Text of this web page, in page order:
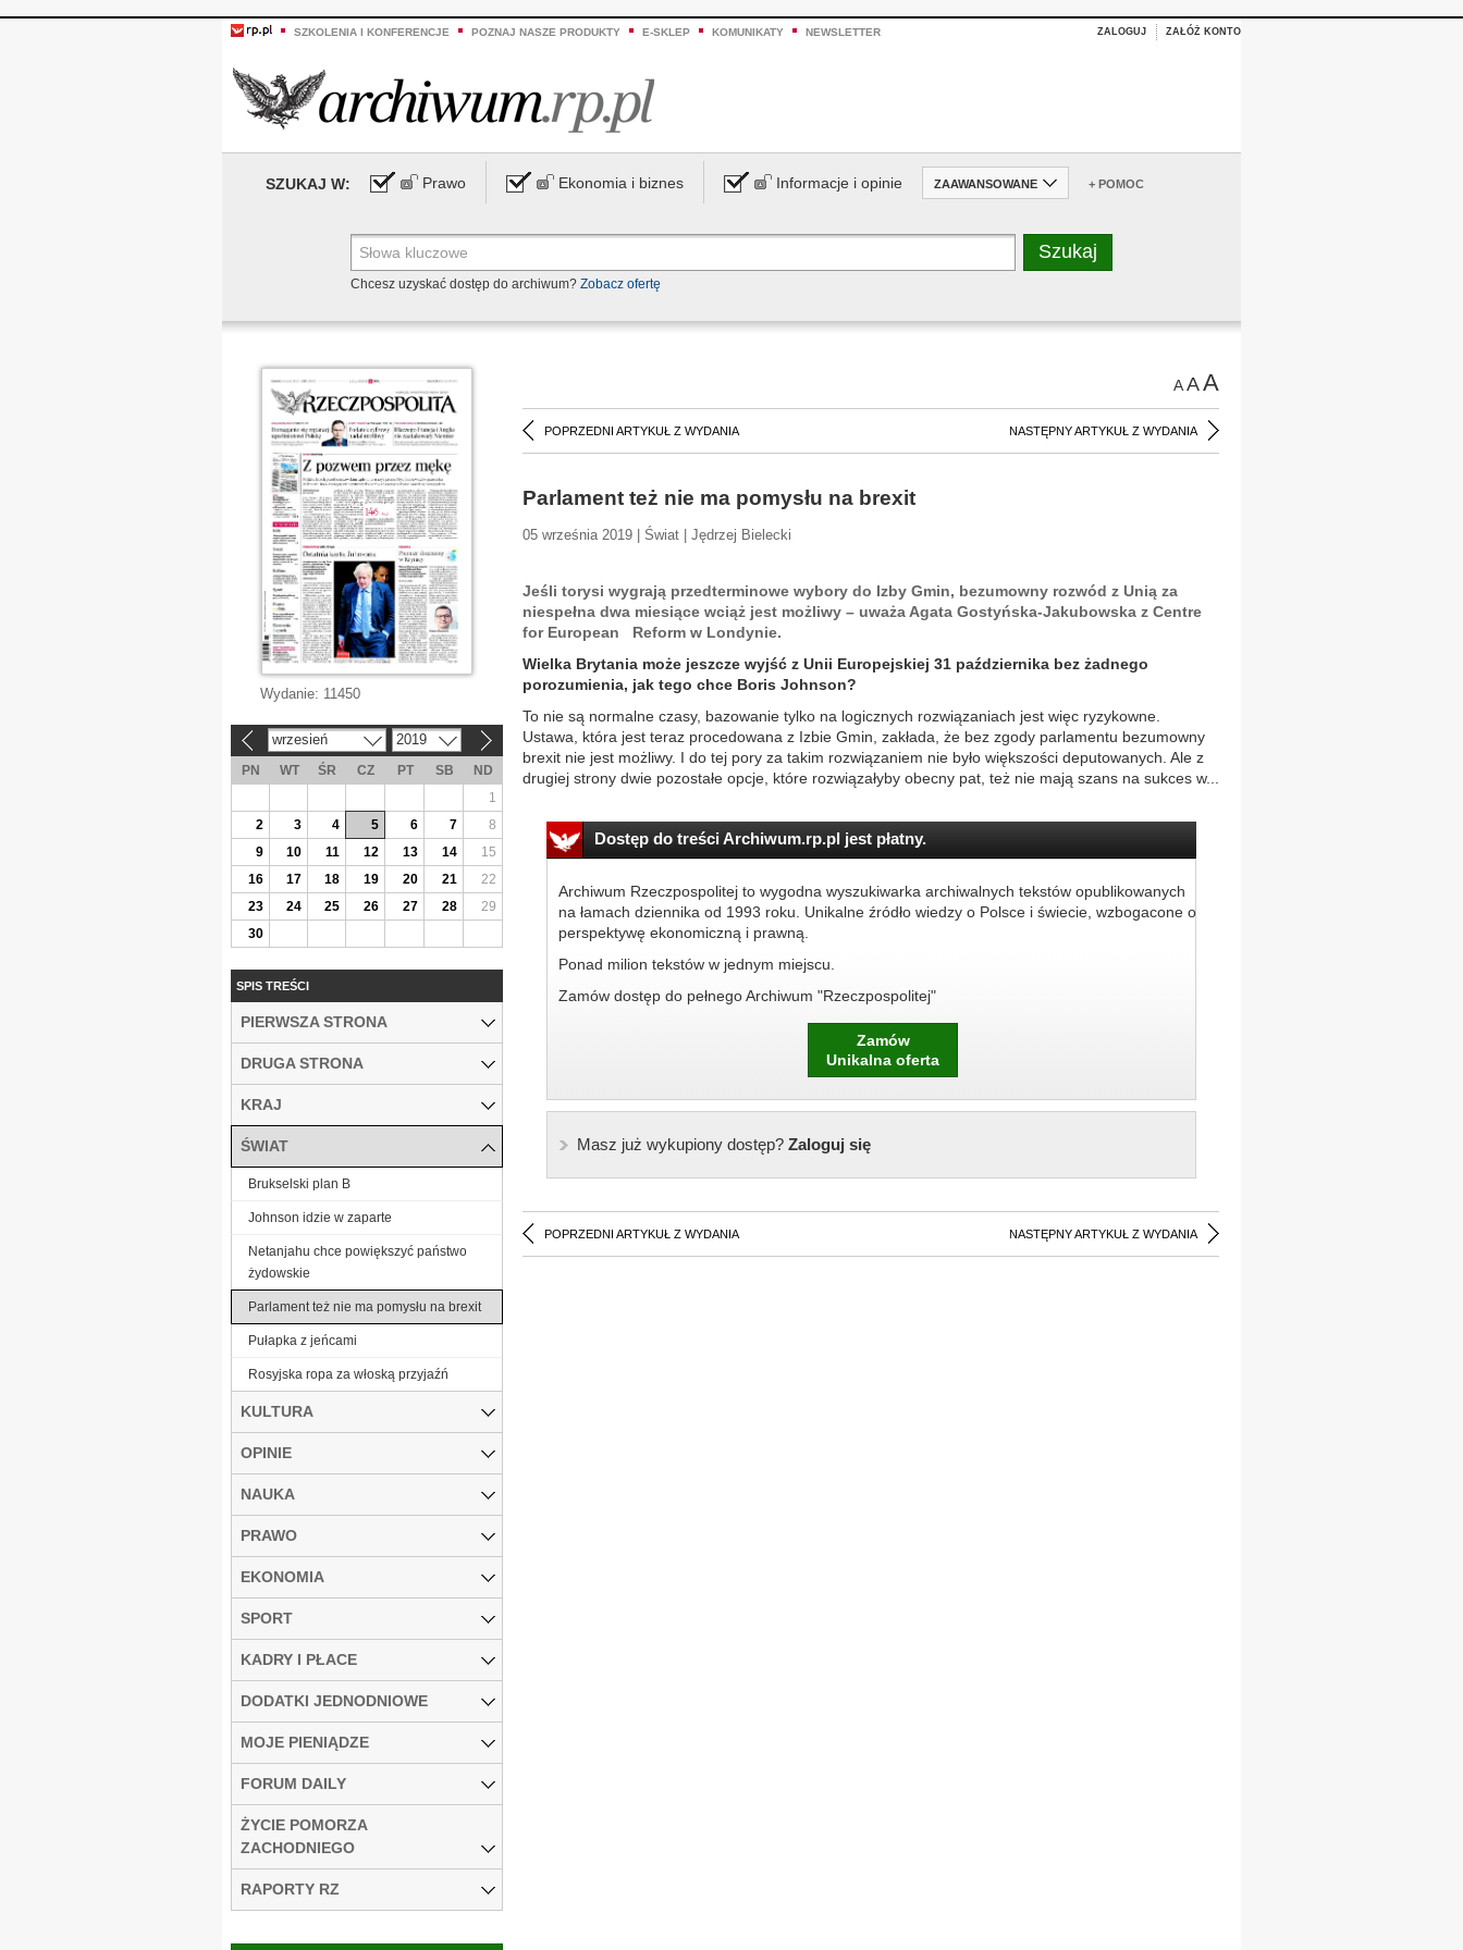
SZKOLENIA I KONFERENCJE POZNAJ NASZE PRODUKTY E-SKLEP KOMUNIKATY NEWSLETTER ZALOGUJ ZAŁÓŻ KONTO
SZUKAJ W: Prawo Ekonomia i biznes Informacje i opinie ZAAWANSOWANE + POMOC
Chcesz uzyskać dostęp do archiwum? Zobacz ofertę
AAA
POPRZEDNI ARTYKUŁ Z WYDANIA NASTĘPNY ARTYKUŁ Z WYDANIA
Parlament też nie ma pomysłu na brexit
05 września 2019 | Świat | Jędrzej Bielecki
Jeśli torysi wygrają przedterminowe wybory do Izby Gmin, bezumowny rozwód z Unią za
niespełna dwa miesiące wciąż jest możliwy – uważa Agata Gostyńska-Jakubowska z Centre
for European Reform w Londynie.
Wielka Brytania może jeszcze wyjść z Unii Europejskiej 31 października bez żadnego
porozumienia, jak tego chce Boris Johnson?
To nie są normalne czasy, bazowanie tylko na logicznych rozwiązaniach jest więc ryzykowne.
Ustawa, która jest teraz procedowana z Izbie Gmin, zakłada, że bez zgody parlamentu bezumowny
brexit nie jest możliwy. I do tej pory za takim rozwiązaniem nie było większości deputowanych. Ale z
drugiej strony dwie pozostałe opcje, które rozwiązałyby obecny pat, też nie mają szans na sukces w...
Dostęp do treści Archiwum.rp.pl jest płatny.
Archiwum Rzeczpospolitej to wygodna wyszukiwarka archiwalnych tekstów opublikowanych
na łamach dziennika od 1993 roku. Unikalne źródło wiedzy o Polsce i świecie, wzbogacone o
perspektywę ekonomiczną i prawną.
Ponad milion tekstów w jednym miejscu.
Zamów dostęp do pełnego Archiwum "Rzeczpospolitej"
Zamów
Unikalna oferta
Masz już wykupiony dostęp?Zaloguj się
POPRZEDNI ARTYKUŁ Z WYDANIA NASTĘPNY ARTYKUŁ Z WYDANIA
Wydanie: 11450
wrzesień 2019
PN WT ŚR CZ PT SB
ND
1
2
3 4 5 6 7
8
9
10 11 12 13 14
15
16
17 18 19 20 21
22
23
24 25 26 27 28
29
30
SPIS TREŚCI
PIERWSZA STRONA
DRUGA STRONA
KRAJ
ŚWIAT
Brukselski plan B
Johnson idzie w zaparte
Netanjahu chce powiększyć państwo
żydowskie
Parlament też nie ma pomysłu na brexit
Pułapka z jeńcami
Rosyjska ropa za włoską przyjaźń
KULTURA
OPINIE
NAUKA
PRAWO
EKONOMIA
SPORT
KADRY I PŁACE
DODATKI JEDNODNIOWE
MOJE PIENIĄDZE
FORUM DAILY
ŻYCIE POMORZA
ZACHODNIEGO
RAPORTY RZ